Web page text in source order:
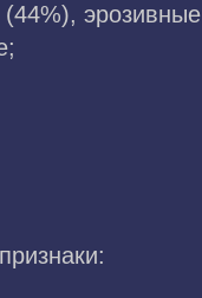
эрозивные